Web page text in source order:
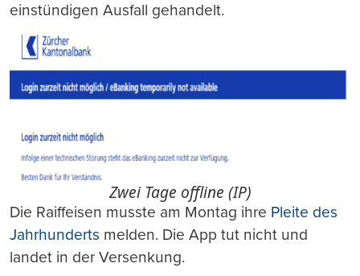
einstündigen Ausfall gehandelt.
Zwei Tage offline (IP)
Die Raiffeisen musste am Montag ihre Pleite des
Jahrhunderts melden. Die App tut nicht und
landet in der Versenkung.